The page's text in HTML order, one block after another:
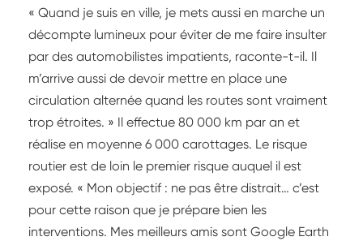
« Quand je suis en ville, je mets aussi en marche un
décompte lumineux pour éviter de me faire insulter
par des automobilistes impatients, raconte-t-il. Il
m’arrive aussi de devoir mettre en place une
circulation alternée quand les routes sont vraiment
trop étroites. » Il effectue 80 000 km par an et
réalise en moyenne 6 000 carottages. Le risque
routier est de loin le premier risque auquel il est
exposé. « Mon objectif : ne pas être distrait… c’est
pour cette raison que je prépare bien les
interventions. Mes meilleurs amis sont Google Earth